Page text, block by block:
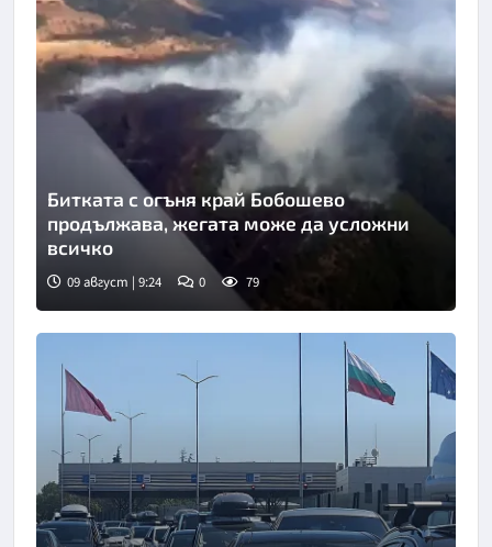
Снимка: Нова телевизия
Битката с огъня край Бобошево
продължава, жегата може да усложни
всичко
09 август | 9:24 0 79